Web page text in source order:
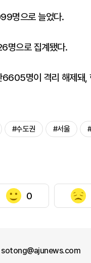
명으로 늘었다.
명으로 집계됐다.
6605명이 격리 해제돼
#수도권 #서울
0
sotong@ajunews.com